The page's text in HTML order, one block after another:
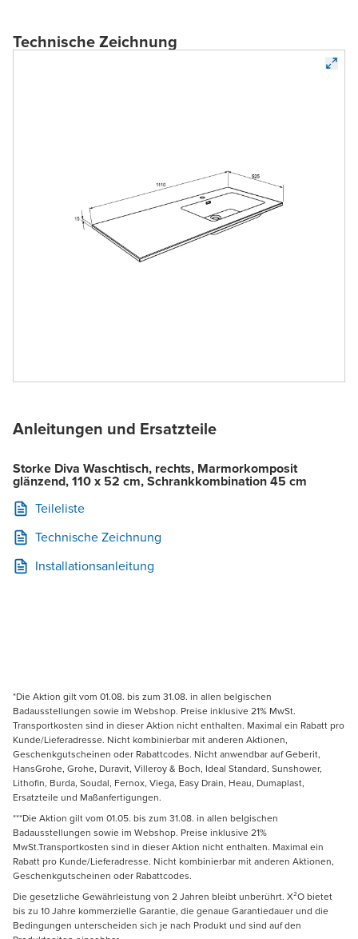
Technische Zeichnung
Anleitungen und Ersatzteile
Storke Diva Waschtisch, rechts, Marmorkomposit
glänzend, 110 x 52 cm, Schrankkombination 45 cm
Teileliste
Technische Zeichnung
Installationsanleitung
*Die Aktion gilt vom 01.08. bis zum 31.08. in allen belgischen
Badausstellungen sowie im Webshop. Preise inklusive 21% MwSt.
Transportkosten sind in dieser Aktion nicht enthalten. Maximal ein Rabatt pro
Kunde/Lieferadresse. Nicht kombinierbar mit anderen Aktionen,
Geschenkgutscheinen oder Rabattcodes. Nicht anwendbar auf Geberit,
HansGrohe, Grohe, Duravit, Villeroy & Boch, Ideal Standard, Sunshower,
Lithofin, Burda, Soudal, Fernox, Viega, Easy Drain, Heau, Dumaplast,
Ersatzteile und Maßanfertigungen.
***Die Aktion gilt vom 01.05. bis zum 31.08. in allen belgischen
Badausstellungen sowie im Webshop. Preise inklusive 21%
MwSt.Transportkosten sind in dieser Aktion nicht enthalten. Maximal ein
Rabatt pro Kunde/Lieferadresse. Nicht kombinierbar mit anderen Aktionen,
Geschenkgutscheinen oder Rabattcodes.
Die gesetzliche Gewährleistung von 2 Jahren bleibt unberührt. X²O bietet
bis zu 10 Jahre kommerzielle Garantie, die genaue Garantiedauer und die
Bedingungen unterscheiden sich je nach Produkt und sind auf den